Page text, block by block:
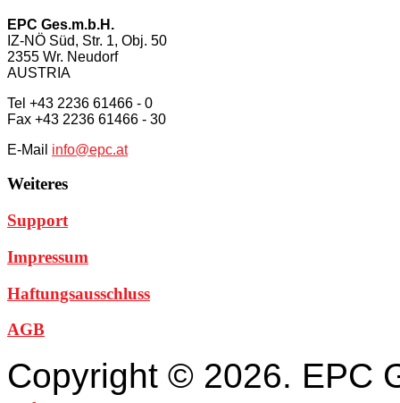
EPC Ges.m.b.H.
IZ-NÖ Süd, Str. 1, Obj. 50
2355 Wr. Neudorf
AUSTRIA
Tel +43 2236 61466 - 0
Fax +43 2236 61466 - 30
E-Mail info@epc.at
Weiteres
Support
Impressum
Haftungsausschluss
AGB
Copyright © 2026. EPC